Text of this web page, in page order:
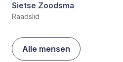
Sietse Zoodsma
Raadslid
Alle mensen